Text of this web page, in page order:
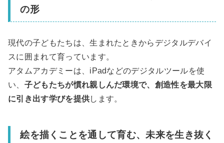
の形
現代の子どもたちは、生まれたときからデジタルデバイ
スに囲まれて育っています。
アタムアカデミーは、iPadなどのデジタルツールを使
い、 子どもたちが慣れ親しんだ環境で、創造性を最大限
に引き出す学びを提供します。
絵を描くことを通して育む、未来を生き抜く